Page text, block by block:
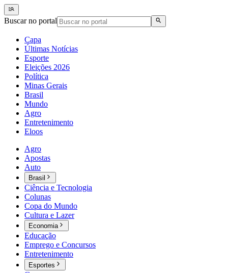
Buscar no portal
Capa
Últimas Notícias
Esporte
Eleições 2026
Política
Minas Gerais
Brasil
Mundo
Agro
Entretenimento
Eloos
Agro
Apostas
Auto
Brasil
Ciência e Tecnologia
Colunas
Copa do Mundo
Cultura e Lazer
Economia
Educação
Emprego e Concursos
Entretenimento
Esportes